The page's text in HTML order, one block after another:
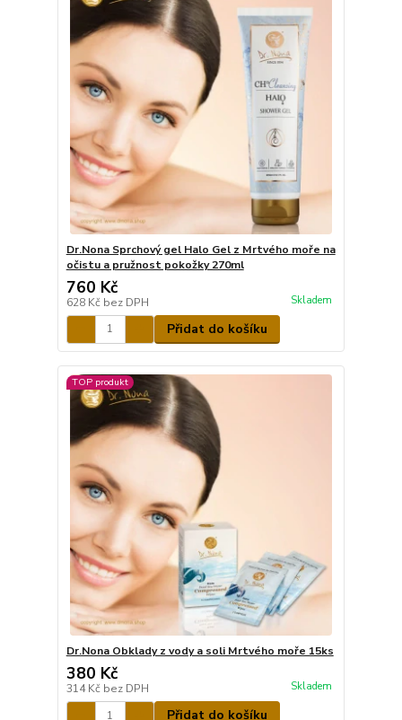
Dr.Nona Sprchový gel Halo Gel z Mrtvého moře na
očistu a pružnost pokožky 270ml
760 Kč
628 Kč bez DPH Skladem
Přidat do košíku
TOP produkt
Dr.Nona Obklady z vody a soli Mrtvého moře 15ks
380 Kč
314 Kč bez DPH Skladem
Přidat do košíku